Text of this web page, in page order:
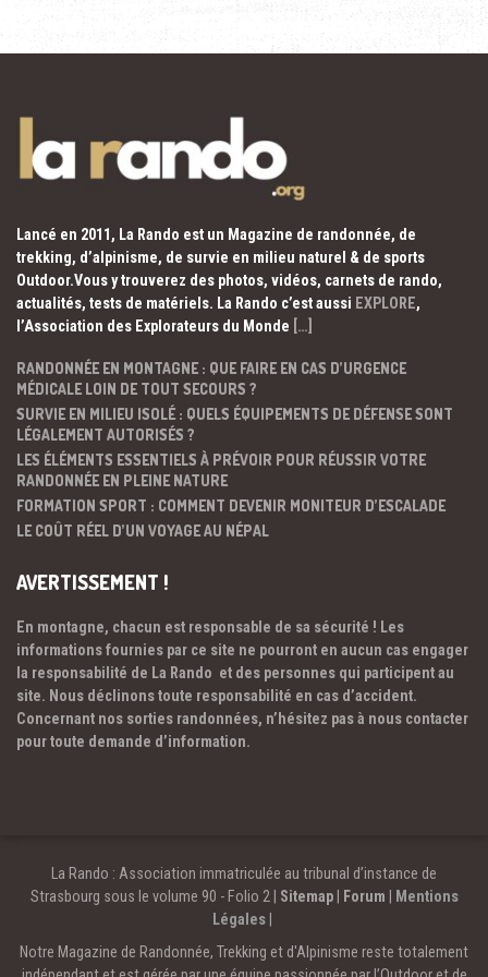
Lancé en 2011, La Rando est un Magazine de randonnée, de
trekking, d’alpinisme, de survie en milieu naturel & de sports
Outdoor.Vous y trouverez des photos, vidéos, carnets de rando,
actualités, tests de matériels. La Rando c’est aussi EXPLORE,
l’Association des Explorateurs du Monde […]
RANDONNÉE EN MONTAGNE : QUE FAIRE EN CAS D’URGENCE
MÉDICALE LOIN DE TOUT SECOURS ?
SURVIE EN MILIEU ISOLÉ : QUELS ÉQUIPEMENTS DE DÉFENSE SONT
LÉGALEMENT AUTORISÉS ?
LES ÉLÉMENTS ESSENTIELS À PRÉVOIR POUR RÉUSSIR VOTRE
RANDONNÉE EN PLEINE NATURE
FORMATION SPORT : COMMENT DEVENIR MONITEUR D’ESCALADE
LE COÛT RÉEL D’UN VOYAGE AU NÉPAL
AVERTISSEMENT !
En montagne, chacun est responsable de sa sécurité ! Les
informations fournies par ce site ne pourront en aucun cas engager
la responsabilité de La Rando et des personnes qui participent au
site. Nous déclinons toute responsabilité en cas d’accident.
Concernant nos sorties randonnées, n’hésitez pas à nous contacter
pour toute demande d’information.
La Rando : Association immatriculée au tribunal d’instance de
Strasbourg sous le volume 90 - Folio 2 | Sitemap| Forum
Mentions
Légales
Notre Magazine de Randonnée, Trekking et d'Alpinisme reste totalement